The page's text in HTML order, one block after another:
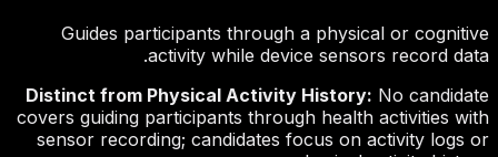
Guides participants through a physical or cognitive
activity while device sensors record data.
Distinct from Physical Activity History: No candidate
covers guiding participants through health activities with
sensor recording; candidates focus on activity logs or